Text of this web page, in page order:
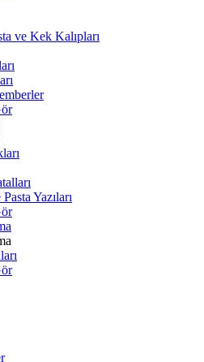
ve Kek Kalıpları
Yazıları